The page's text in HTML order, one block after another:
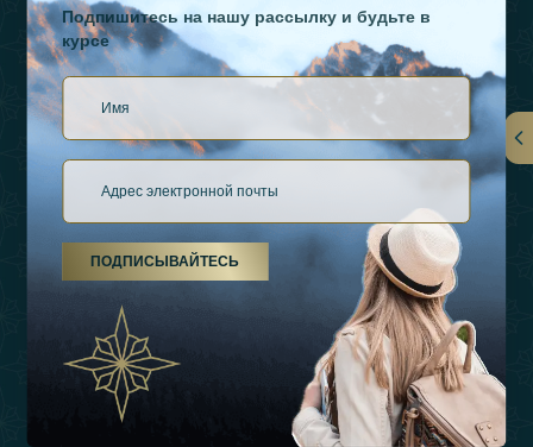
О Нас
Виды Отдыха
Связаться
Подпишитесь на нашу рассылку и будьте в
курсе
ПОДПИСЫВАЙТЕСЬ